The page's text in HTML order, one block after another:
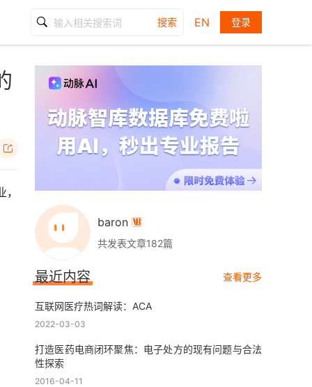
搜索 EN 登录

baron 
共发表文章182篇
最近内容 查看更多
互联网医疗热词解读：ACA
2022-03-03
打造医药电商闭环聚焦：电子处方的现有问题与合法
性探索
2016-04-11